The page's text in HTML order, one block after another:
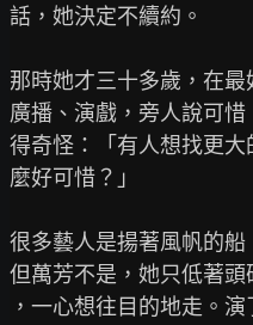
話，她決定不續約。
那時她才三十多歲，在
廣播、演戲，旁人說可惜
得奇怪：「有人想找更
麼好可惜？」
很多藝人是揚著風帆的船
但萬芳不是，她只低著頭
，一心想往目的地走。